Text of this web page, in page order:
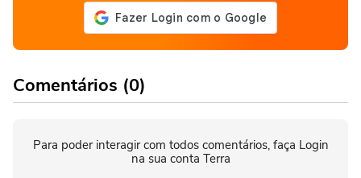
Comentários (0)
Para poder interagir com todos comentários, faça Login
na sua conta Terra